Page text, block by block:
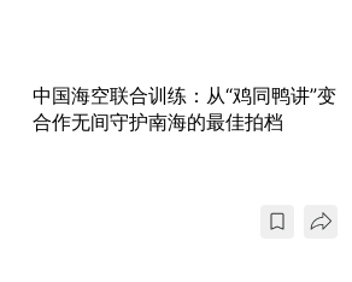
中国海空联合训练：从“鸡同鸭讲”变
合作无间守护南海的最佳拍档